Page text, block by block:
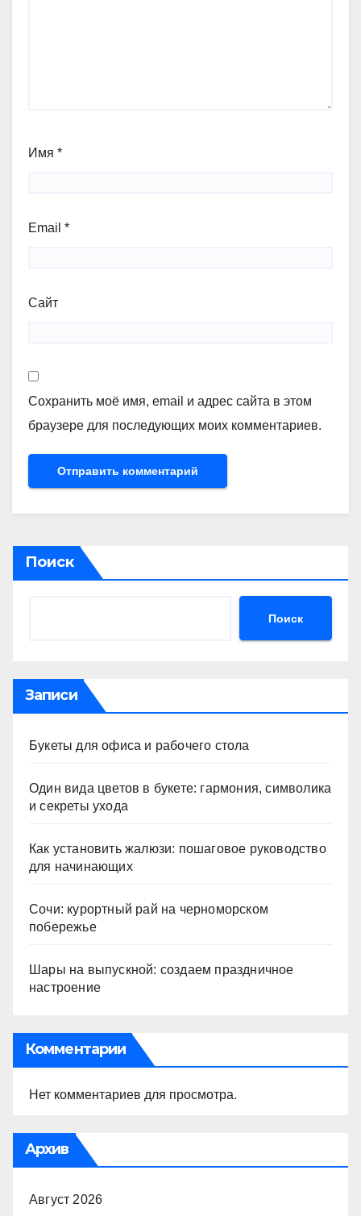
Имя *
Email *
Сайт
Сохранить моё имя, email и адрес сайта в этом
браузере для последующих моих комментариев.
Поиск
Поиск
Записи
Букеты для офиса и рабочего стола
Один вида цветов в букете: гармония, символика
и секреты ухода
Как установить жалюзи: пошаговое руководство
для начинающих
Сочи: курортный рай на черноморском
побережье
Шары на выпускной: создаем праздничное
настроение
Комментарии
Нет комментариев для просмотра.
Архив
Август 2026